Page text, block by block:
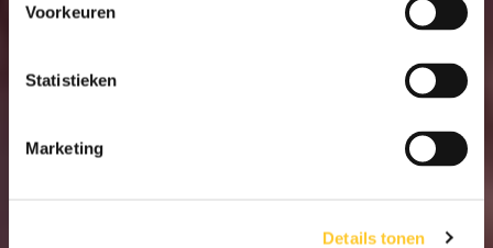
Voorkeuren
Statistieken
Marketing
Details tonen